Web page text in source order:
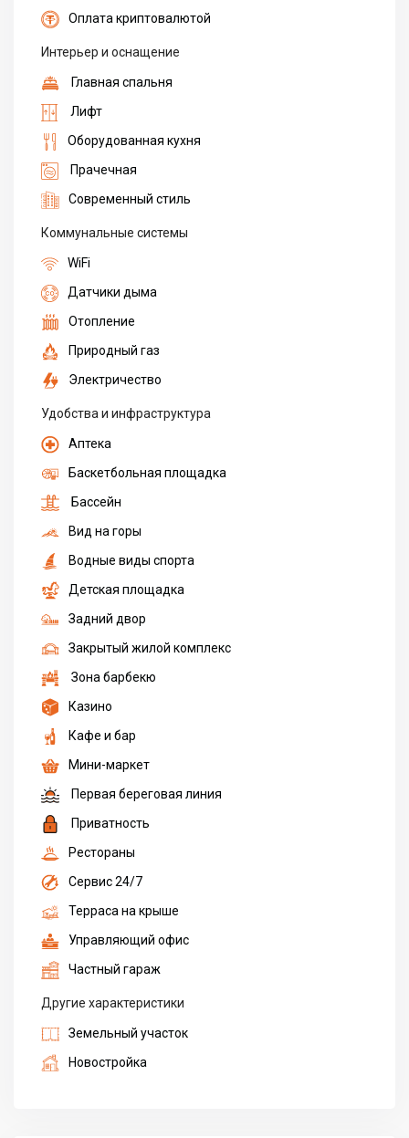
Оплата криптовалютой
Интерьер и оснащение
Главная спальня
Лифт
Оборудованная кухня
Прачечная
Современный стиль
Коммунальные системы
WiFi
Датчики дыма
Отопление
Природный газ
Электричество
Удобства и инфраструктура
Аптека
Баскетбольная площадка
Бассейн
Вид на горы
Водные виды спорта
Детская площадка
Задний двор
Закрытый жилой комплекс
Зона барбекю
Казино
Кафе и бар
Мини-маркет
Первая береговая линия
Приватность
Рестораны
Сервис 24/7
Терраса на крыше
Управляющий офис
Частный гараж
Другие характеристики
Земельный участок
Новостройка